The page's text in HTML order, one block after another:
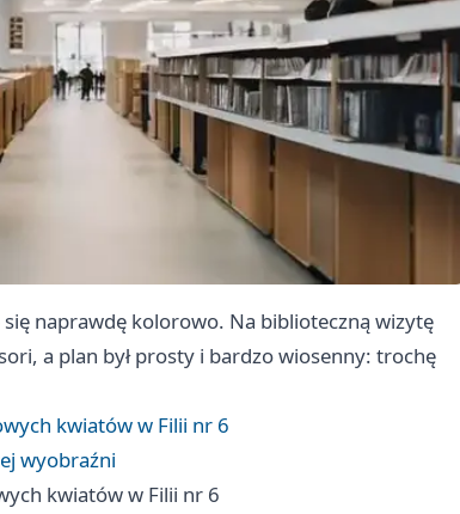
się naprawdę kolorowo. Na biblioteczną wizytę
a plan był prosty i bardzo wiosenny: trochę
kwiatów w Filii nr 6
wyobraźni
kwiatów w Filii nr 6